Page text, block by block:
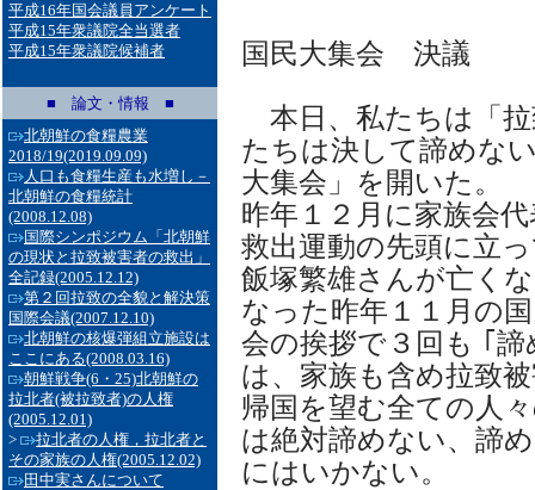
平成16年国会議員アンケート
平成15年衆議院全当選者
平成15年衆議院候補者
■ 論文・情報 ■
北朝鮮の食糧農業
2018/19(2019.09.09)
人口も食糧生産も水増し－
北朝鮮の食糧統計
(2008.12.08)
国際シンポジウム「北朝鮮
の現状と拉致被害者の救出」
全記録(2005.12.12)
第２回拉致の全貌と解決策
国際会議(2007.12.10)
北朝鮮の核爆弾組立施設は
ここにある(2008.03.16)
朝鮮戦争(6・25)北朝鮮の
拉北者(被拉致者)の人権
(2005.12.01)
>
拉北者の人権，拉北者と
その家族の人権(2005.12.02)
田中実さんについて
国民大集会 決議
本日、私たちは「拉
たちは決して諦めな
大集会」を開いた。
昨年１２月に家族会
救出運動の先頭に立
飯塚繁雄さんが亡く
なった昨年１１月の
会の挨拶で３回も ｢
は、家族も含め拉致
帰国を望む全ての人
は絶対諦めない、諦
にはいかない。